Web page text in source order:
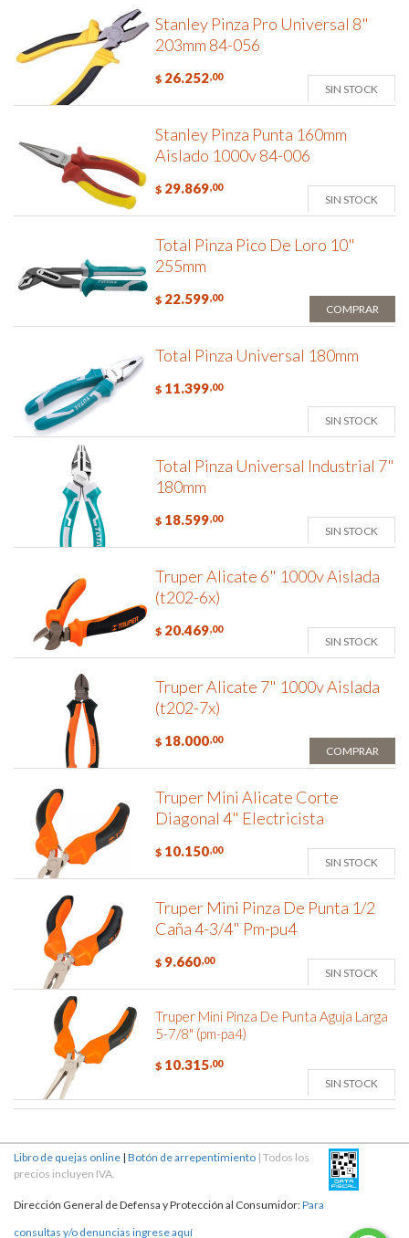
Stanley Pinza Pro Universal 8"
203mm 84-056
$ 26.252,00
SIN STOCK
Stanley Pinza Punta 160mm
Aislado 1000v 84-006
$ 29.869,00
SIN STOCK
Total Pinza Pico De Loro 10"
255mm
$ 22.599,00
COMPRAR
Total Pinza Universal 180mm
$ 11.399,00
SIN STOCK
Total Pinza Universal Industrial 7"
180mm
$ 18.599,00
SIN STOCK
Truper Alicate 6" 1000v Aislada
(t202-6x)
$ 20.469,00
SIN STOCK
Truper Alicate 7" 1000v Aislada
(t202-7x)
$ 18.000,00
COMPRAR
Truper Mini Alicate Corte
Diagonal 4" Electricista
$ 10.150,00
SIN STOCK
Truper Mini Pinza De Punta 1/2
Caña 4-3/4" Pm-pu4
$ 9.660,00
SIN STOCK
Truper Mini Pinza De Punta Aguja Larga
5-7/8" (pm-pa4)
$ 10.315,00
SIN STOCK
Libro de quejas online | Botón de arrepentimiento | Todos los
precios incluyen IVA.
Dirección General de Defensa y Protección al Consumidor:Para
consultas y/o denuncias ingrese aquí